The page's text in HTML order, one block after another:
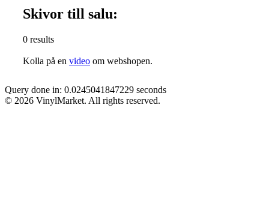
Skivor till salu:
0 results
Kolla på en video om webshopen.
Query done in: 0.0245041847229 seconds
© 2026 VinylMarket. All rights reserved.